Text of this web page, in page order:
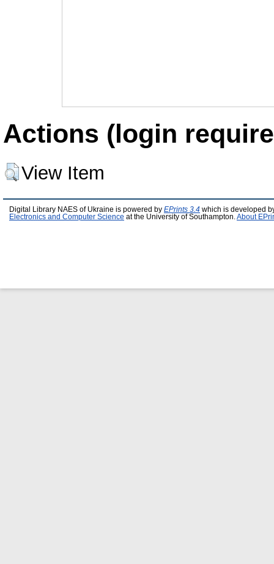
Actions (login
View Item
Digital Library NAES of Ukraine is powered by EPrints 3.4 which is developed
Electronics and Computer Science at the University of Southampton. About